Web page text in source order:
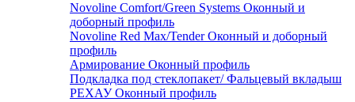
Novoline Comfort/Green Systems Оконный и
доборный профиль
Novoline Red Max/Tender Оконный и доборный
профиль
Армирование Оконный профиль
Подкладка под стеклопакет/ Фальцевый вкладыш
РЕХАУ Оконный профиль